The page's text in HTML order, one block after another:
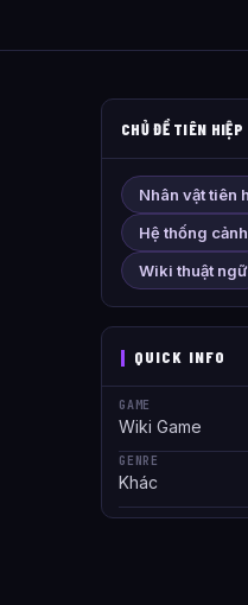
CHỦ ĐỀ TIÊN HIỆP
Nhân vật tiên
Hệ thống
Wiki thuật ngữ
QUICK INFO
GAME
Wiki Game
GENRE
Khác